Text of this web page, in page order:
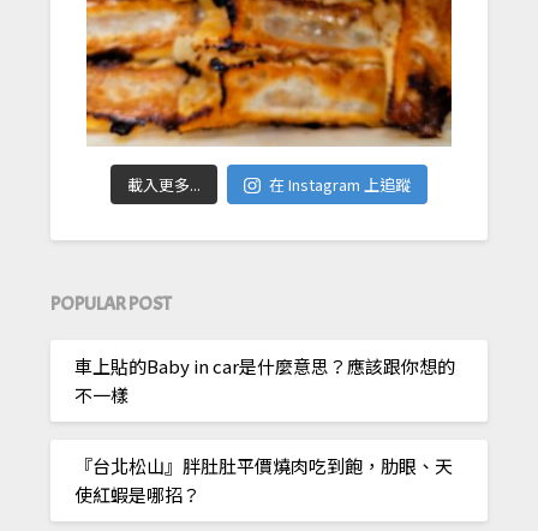
載入更多... 在 Instagram 上追蹤
POPULAR POST
車上貼的Baby in car是什麼意思？應該跟你想的
不一樣
『台北松山』胖肚肚平價燒肉吃到飽，肋眼、天
使紅蝦是哪招？